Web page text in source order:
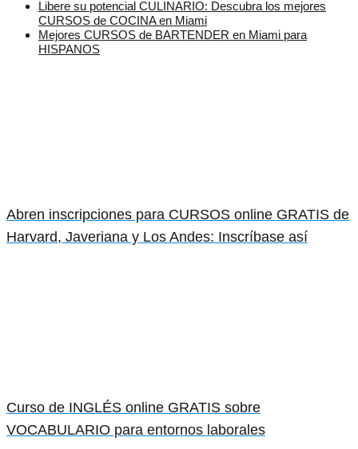
Libere su potencial CULINARIO: Descubra los mejores
CURSOS de COCINA en Miami
Mejores CURSOS de BARTENDER en Miami para
HISPANOS
Abren inscripciones para CURSOS online GRATIS de
Harvard, Javeriana y Los Andes: Inscríbase así
Curso de INGLÉS online GRATIS sobre
VOCABULARIO para entornos laborales